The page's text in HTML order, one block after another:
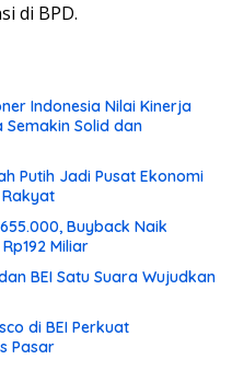
di BPD.
Indonesia Nilai Kinerja
Semakin Solid dan
Putih Jadi Pusat Ekonomi
Buyback Naik
Miliar
BEI Satu Suara Wujudkan
di BEI Perkuat
Pasar